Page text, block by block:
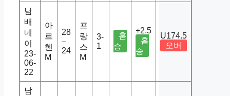
남
배
네
이
23-
06-
22
아
르
헨
M
28
–
24
프
랑
스
M
3-
1
홈
승
+2.5
홈
승
U174.5
오버
남